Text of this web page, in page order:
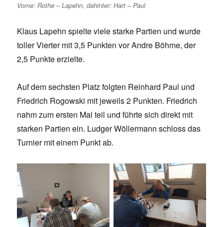
Vorne: Rothe – Lapehn, dahinter: Hart – Paul
Klaus Lapehn spielte viele starke Partien und wurde
toller Vierter mit 3,5 Punkten vor Andre Böhme, der
2,5 Punkte erzielte.
Auf dem sechsten Platz folgten Reinhard Paul und
Friedrich Rogowski mit jeweils 2 Punkten. Friedrich
nahm zum ersten Mal teil und führte sich direkt mit
starken Partien ein. Ludger Wöllermann schloss das
Turnier mit einem Punkt ab.